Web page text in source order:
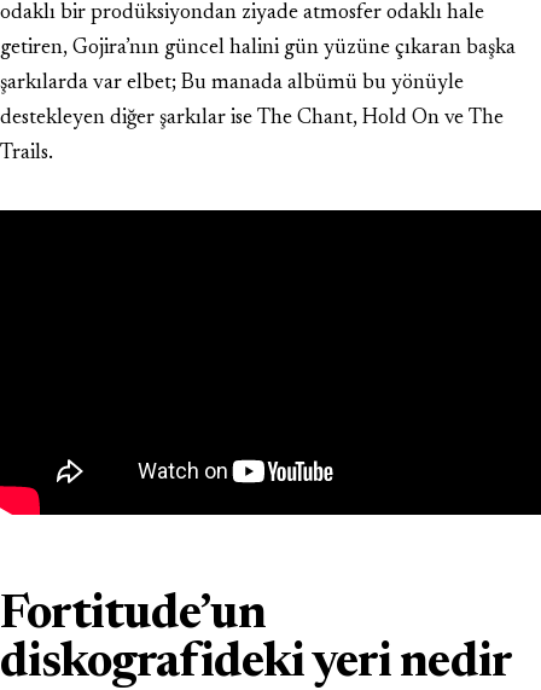
odaklı bir prodüksiyondan ziyade atmosfer odaklı hale
getiren, Gojira’nın güncel halini gün yüzüne çıkaran başka
şarkılarda var elbet; Bu manada albümü bu yönüyle
destekleyen diğer şarkılar ise The Chant, Hold On ve The
Trails.
Fortitude’un
diskografideki yeri nedir